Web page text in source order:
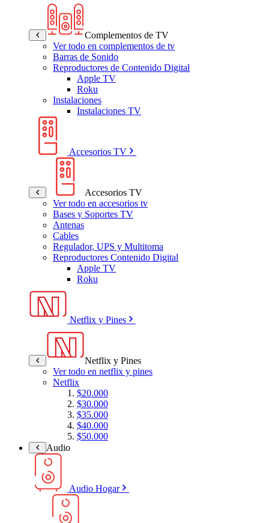
Complementos de TV
Ver todo en complementos de tv
Barras de Sonido
Reproductores de Contenido Digital
Apple TV
Roku
Instalaciones
Instalaciones TV
Accesorios TV
Accesorios TV
Ver todo en accesorios tv
Bases y Soportes TV
Antenas
Cables
Regulador, UPS y Multitoma
Reproductores Contenido Digital
Apple TV
Roku
Netflix y Pines
Netflix y Pines
Ver todo en netflix y pines
Netflix
$20.000
$30.000
$35.000
$40.000
$50.000
Audio
Audio Hogar